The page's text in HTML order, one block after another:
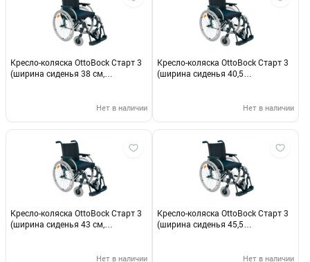
Кресло-коляска OttoBock Старт 3
(ширина сиденья 38 см,
Нет в наличии
Кресло-коляска OttoBock Старт 3
(ширина сиденья 40,5
Нет в наличии
Кресло-коляска OttoBock Старт 3
(ширина сиденья 43 см,
Нет в наличии
Кресло-коляска OttoBock Старт 3
(ширина сиденья 45,5
Нет в наличии